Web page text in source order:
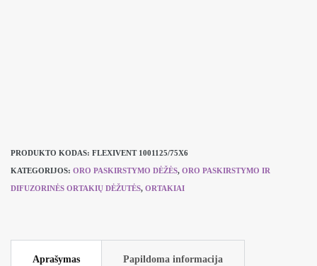
PRODUKTO KODAS: FLEXIVENT 1001125/75X6
KATEGORIJOS: ORO PASKIRSTYMO DĖŽĖS, ORO PASKIRSTYMO IR
DIFUZORINĖS ORTAKIŲ DĖŽUTĖS, ORTAKIAI
Aprašymas Papildoma informacija